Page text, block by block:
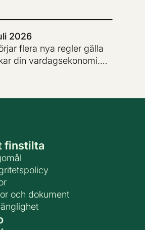
2026
flera nya regler gälla
din vardagsekonomi.
Samtidigt införs
betyder det här ett
finstilta
och dokument